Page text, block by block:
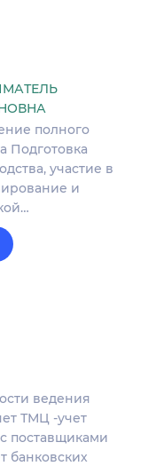
полного
Подготовка
участие в
и
ведения
ТМЦ -учет
поставщиками
банковских